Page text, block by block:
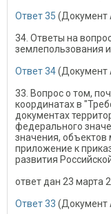
Ответ 35 (Документ
34. Ответы на
землепользования
Ответ 34(Документ
33. Вопрос о том,
координатах в
документах
федерального
значения, объектов
приложение к
развития
ответ дан 23 марта
Ответ 33 (Документ